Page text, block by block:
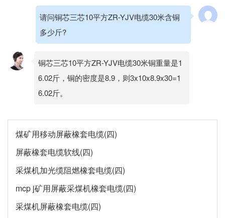
请问铜芯三芯10平方ZR-YJV电缆30米含铜
多少斤?
铜芯三芯10平方ZR-YJV电缆30米铜重量是1
6.02斤，铜的密度是8.9，则3x10x8.9x30=1
6.02斤。
煤矿用移动屏蔽橡套电缆(四)
屏蔽橡套电缆软线(四)
采煤机加光缆阻燃橡套电缆(四)
mcp j矿用屏蔽采煤机橡套电缆(四)
采煤机屏蔽橡套电缆(四)